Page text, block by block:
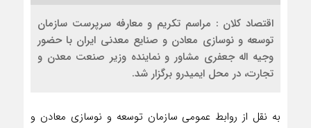
اقتصاد کلان : مراسم تکریم و معارفه سرپرست سازمان
توسعه و نوسازی معادن و صنایع معدنی ایران با حضور
وجیه اله جعفری مشاور و نماینده وزیر صنعت معدن و
تجارت، در محل ایمیدرو برگزار شد.
به نقل از روابط عمومی سازمان توسعه و نوسازی معادن و